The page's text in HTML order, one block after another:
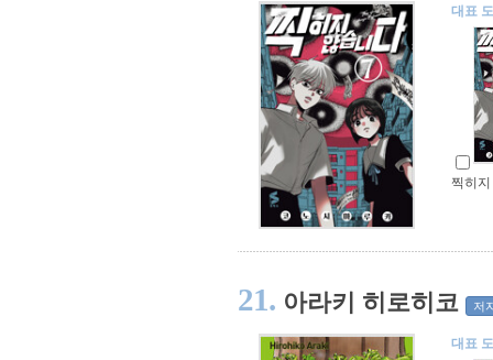
대표
찍히
21. 아라키 히로히코 저
대표